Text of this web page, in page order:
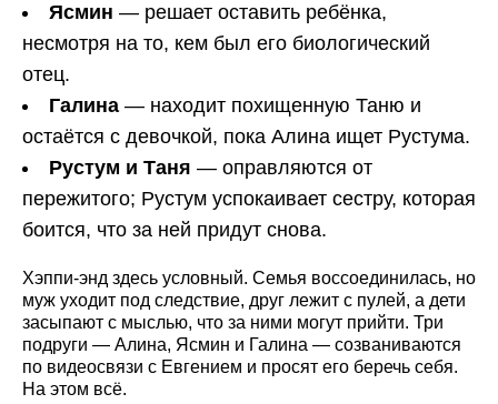
Ясмин — решает оставить ребёнка,
несмотря на то, кем был его биологический
отец.
Галина — находит похищенную Таню и
остаётся с девочкой, пока Алина ищет Рустума.
Рустум и Таня — оправляются от
пережитого; Рустум успокаивает сестру, которая
боится, что за ней придут снова.
Хэппи-энд здесь условный. Семья воссоединилась, но
муж уходит под следствие, друг лежит с пулей, а дети
засыпают с мыслью, что за ними могут прийти. Три
подруги — Алина, Ясмин и Галина — созваниваются
по видеосвязи с Евгением и просят его беречь себя.
На этом всё.